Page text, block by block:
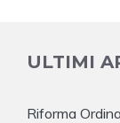
ULTIMI
Riforma